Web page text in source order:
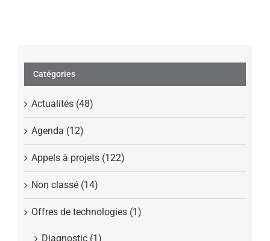
Catégories
Actualités (48)
Agenda (12)
Appels à projets (122)
Non classé (14)
Offres de technologies (1)
Diagnostic (1)